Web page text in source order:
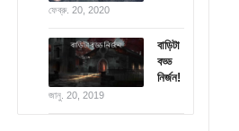
ফেব্রু. 20, 2020
বাড়িটা
বড্ড
নির্জন!
জানু. 20, 2019